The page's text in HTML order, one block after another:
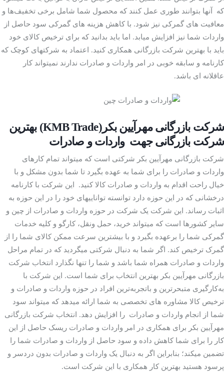
که آنها بتوانند طوری عمل کنند که محصول شما شامل برخی تخفیف‌ها و
معافیت­ های گمرکی نیز شود. با کاهش هزینه­ های گمرکی سود حاصل از
واردات شما نیز افزایش میابد. اما باید بدانید که برای ترخیص کالای خود
باید با بهترین شرکت بازرگانی همکاری کنید. اعتماد به شرکت­های کوچک که
کارنامه و سابقه خوبی در امر واردات و صادرات ندارند نمی­تواند کار
عاقلانه­ ای باشد.
شرکت بازرگانی مهرآیین بکر(KMB Trade)
بهترین
شرکت بازرگانی جهت واردات و صادرات
شرکت بازرگانی مهرآیین بکر شرکتی است که می­تواند تمام کارهای
واردات و صادرات را برای شما به عهده بگیرد تا شما بدون مشکل و با
خیال راحت اقدام به واردات و صادرات کالا کنید. این شرکت با کارنامه
درخشانی که در این حوزه دارد توانسته توانایی­های خود را در این حوزه به
اثبات رساند. این شرکت یک شرکت در حوزه واردات و صادرات از چین و
سایر کشورها است که می­تواند خرید، حمل­ ونقل، کارگو و کلیه خدمات
گمرکی شما را برعهده بگیرد و با بیشترین سرعت ممکن کالای شما را از
گمرک ترخیص کند. اگر شما به دنبال شرکتی می­گردید که در تمام مراحل
واردات و صادرات همراه شما باشد و شما را تنها نگذارد انتخاب شرکت
بازرگانی مهرآیین بکر بهترین انتخاب برای شما است. این شرکت با
به‌کارگیری متبحرترین و باتجربه‌ترین افراد در حوزه واردات و صادرات و
ترخیص کالا مشاوره­ های تخصصی به شما ارائه می­دهد که می­تواند سود
شما از انجام واردات و صادرات را افزایش دهد. انتخاب شرکت بازرگانی
مهرآیین بکر برای همکاری در امر واردات و صادرات ریسک حاصل از این
کار را برای شما کاهش داده و سود حاصل از واردات و صادرات شما را
تضمین می­کند؛ بنابراین اگر به دنبال یک واردات و صادرات بدون دردسر و
پرسود هستید بهترین کار همکاری با این شرکت است.